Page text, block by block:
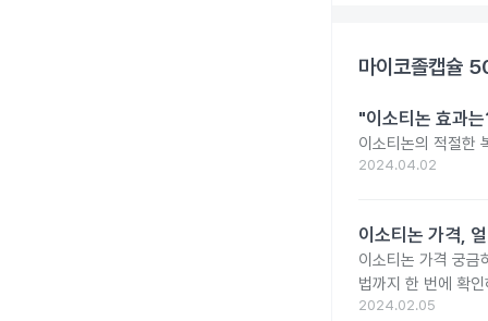
마이코졸캡슐
"이소티논 효과
이소티논의 적절한
2024.04.02
이소티논 가격,
이소티논 가격 궁금
법까지 한 번에 확
2024.02.05